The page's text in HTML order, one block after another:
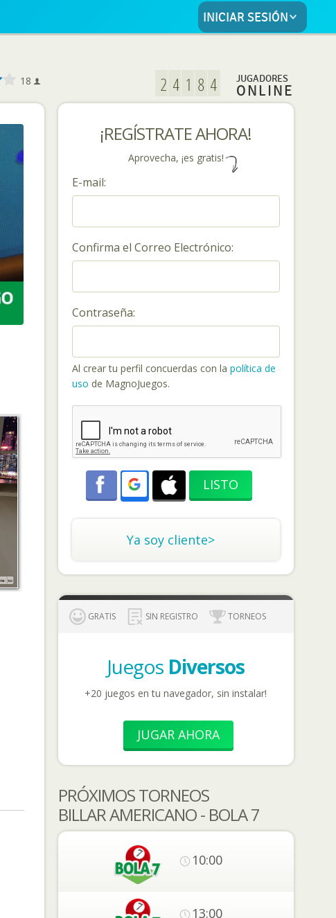
INICIAR SESIÓN
5
18 JUGADORES
ONLINE
¡REGÍSTRATE AHORA!
Aprovecha, ¡es gratis!
E-mail:
Confirma el Correo Electrónico:
Contraseña:
Al crear tu perfil concuerdas con la política de
uso de MagnoJuegos.
Ya soy cliente>
GRATIS SIN REGISTRO TORNEOS
Juegos Diversos
+20 juegos en tu navegador, sin instalar!
JUGAR AHORA
PRÓXIMOS TORNEOS
BILLAR AMERICANO - BOLA 7
10:00
13:00